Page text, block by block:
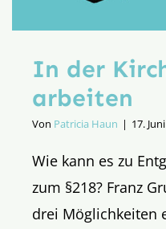
In der
arbeiten
Von Patricia Haun | 17.
Wie kann es zu
zum §218? Franz
drei Möglichkeiten